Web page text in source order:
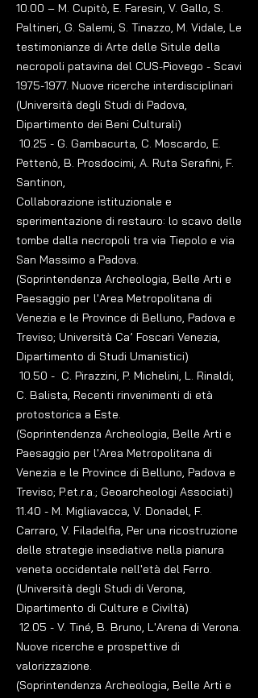
10.00 – M. Cupitò, E. Faresin, V. Gallo, S.
Paltineri, G. Salemi, S. Tinazzo, M. Vidale, Le
testimonianze di Arte delle Situle della
necropoli patavina del CUS-Piovego - Scavi
1975-1977. Nuove ricerche interdisciplinari
(Università degli Studi di Padova,
Dipartimento dei Beni Culturali)
10.25 - G. Gambacurta, C. Moscardo, E.
Pettenò, B. Prosdocimi, A. Ruta Serafini, F.
Santinon,
Collaborazione istituzionale e
sperimentazione di restauro: lo scavo delle
tombe dalla necropoli tra via Tiepolo e via
San Massimo a Padova.
(Soprintendenza Archeologia, Belle Arti e
Paesaggio per l'Area Metropolitana di
Venezia e le Province di Belluno, Padova e
Treviso; Università Ca’ Foscari Venezia,
Dipartimento di Studi Umanistici)
10.50 - C. Pirazzini, P. Michelini, L. Rinaldi,
C. Balista, Recenti rinvenimenti di età
protostorica a Este.
(Soprintendenza Archeologia, Belle Arti e
Paesaggio per l'Area Metropolitana di
Venezia e le Province di Belluno, Padova e
Treviso; P.et.r.a.; Geoarcheologi Associati)
11.40 - M. Migliavacca, V. Donadel, F.
Carraro, V. Filadelfia, Per una ricostruzione
delle strategie insediative nella pianura
veneta occidentale nell'età del Ferro.
(Università degli Studi di Verona,
Dipartimento di Culture e Civiltà)
12.05 - V. Tiné, B. Bruno, L'Arena di Verona.
Nuove ricerche e prospettive di
valorizzazione.
(Soprintendenza Archeologia, Belle Arti e